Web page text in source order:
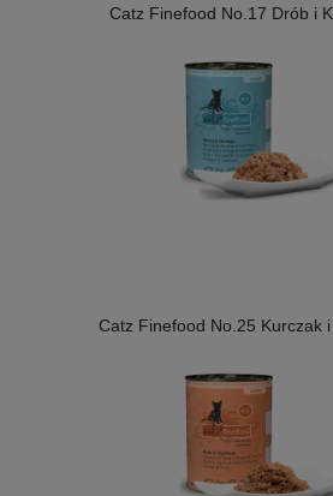
Catz Finefood No.17 Drób i
Catz Finefood No.25 Kurczak